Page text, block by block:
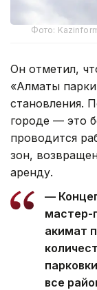
Фото:
Он отметил,
«Алматы
становления.
городе — это
проводится
зон,
аренду.
—
мастер-
акимат
все